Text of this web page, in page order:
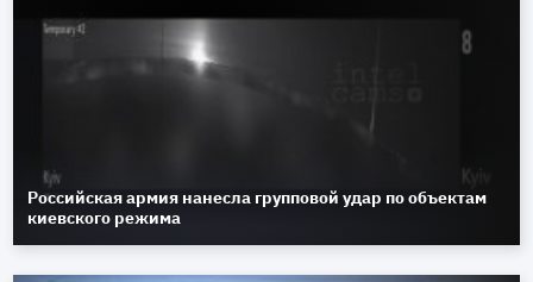
Российская армия нанесла групповой удар по объектам
киевского режима